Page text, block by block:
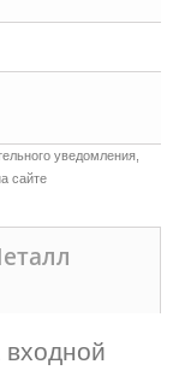
уведомления,
сайте